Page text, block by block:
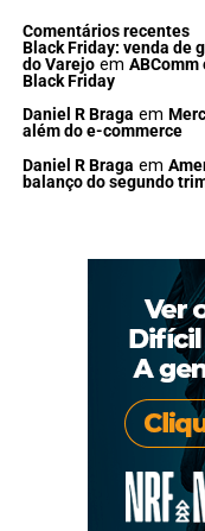
Comentários recentes
Black Friday: venda de
do Varejoem
Black Friday
Daniel R Braga em
além do e-commerce
Daniel R Braga em
balanço do segundo